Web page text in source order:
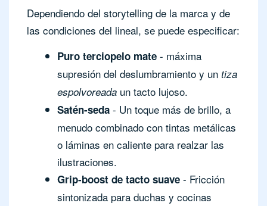
Dependiendo del storytelling de la marca y de
las condiciones del lineal, se puede especificar:
Puro terciopelo mate - máxima
supresión del deslumbramiento y un tiza
espolvoreada un tacto lujoso.
Satén-seda - Un toque más de brillo, a
menudo combinado con tintas metálicas
o láminas en caliente para realzar las
ilustraciones.
Grip-boost de tacto suave - Fricción
sintonizada para duchas y cocinas